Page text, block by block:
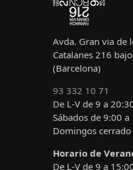
Avda. Gran via de
Catalanes 216
(Barcelona)
93 332 10 71
De L-V de 9 a
Sábados de 9:00 a
Domingos cerrado
Horario de
De L-V de 9 a